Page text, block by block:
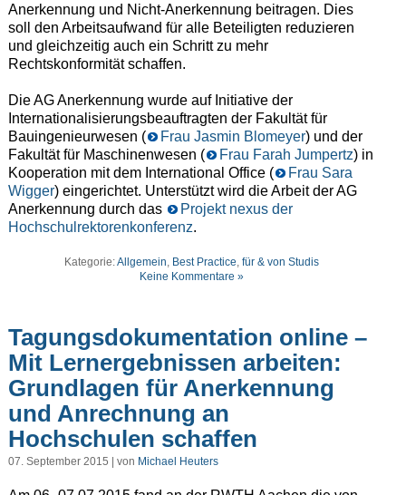
Anerkennung und Nicht-Anerkennung beitragen. Dies
soll den Arbeitsaufwand für alle Beteiligten reduzieren
und gleichzeitig auch ein Schritt zu mehr
Rechtskonformität schaffen.
Die AG Anerkennung wurde auf Initiative der
Internationalisierungsbeauftragten der Fakultät für
Bauingenieurwesen (
Frau Jasmin Blomeyer) und der
Fakultät für Maschinenwesen (
Frau Farah Jumpertz) in
Kooperation mit dem International Office (
Frau Sara
Wigger) eingerichtet. Unterstützt wird die Arbeit der AG
Anerkennung durch das
Projekt nexus der
Hochschulrektorenkonferenz.
Kategorie:Allgemein Best Practice ,für & von Studis
Keine Kommentare »
Tagungsdokumentation online –
Mit Lernergebnissen arbeiten:
Grundlagen für Anerkennung
und Anrechnung an
Hochschulen schaffen
07. September 2015 | von Michael Heuters